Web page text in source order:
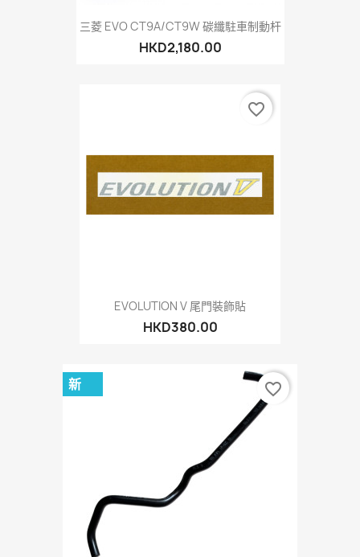
三菱 EVO CT9A/CT9W 碳纖駐車制動杆
HKD2,180.00
EVOLUTION V 尾門裝飾貼
HKD380.00
favorite_border
新 favorite_border